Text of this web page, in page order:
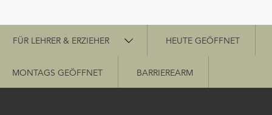
Schnellzugriff
FÜR LEHRER & ERZIEHER HEUTE GEÖFFNET
MONTAGS GEÖFFNET BARRIEREARM